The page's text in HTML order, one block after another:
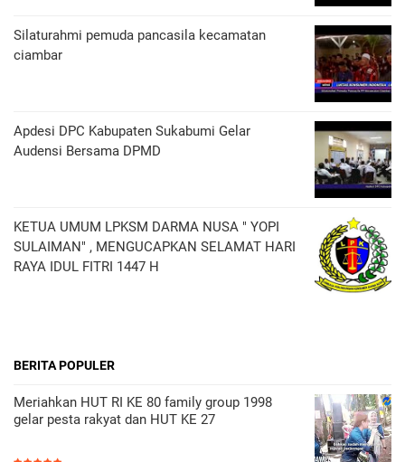
Silaturahmi pemuda pancasila kecamatan
ciambar
Apdesi DPC Kabupaten Sukabumi Gelar
Audensi Bersama DPMD
KETUA UMUM LPKSM DARMA NUSA " YOPI
SULAIMAN" , MENGUCAPKAN SELAMAT HARI
RAYA IDUL FITRI 1447 H
BERITA POPULER
Meriahkan HUT RI KE 80 family group 1998
gelar pesta rakyat dan HUT KE 27